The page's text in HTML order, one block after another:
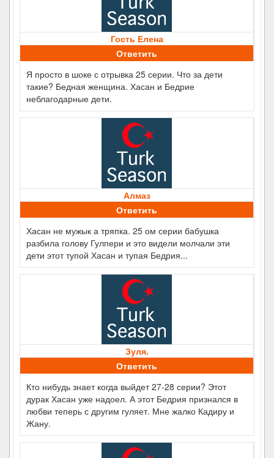
Гость Елена
Ответить
Я просто в шоке с отрывка 25 серии. Что за дети
такие? Бедная женщина. Хасан и Бедрие
неблагодарные дети.
Алмаз
Ответить
Хасан не мужык а тряпка. 25 ом серии бабушка
разбила голову Гулпери и это видели молчали эти
дети этот тупой Хасан и тупая Бедрия...
Зуля.
Ответить
Кто нибудь знает когда выйдет 27-28 серии? Этот
дурак Хасан уже надоел. А этот Бедрия признался в
любви теперь с другим гуляет. Мне жалко Кадиру и
Жану.